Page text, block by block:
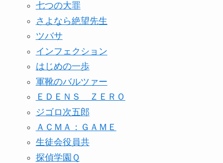
七つの大罪
さよなら絶望先生
ツバサ
インフェクション
はじめの一歩
軍靴のバルツァー
ＥＤＥＮＳ ＺＥＲＯ
ジゴロ次五郎
ＡＣＭＡ：ＧＡＭＥ
生徒会役員共
探偵学園Ｑ